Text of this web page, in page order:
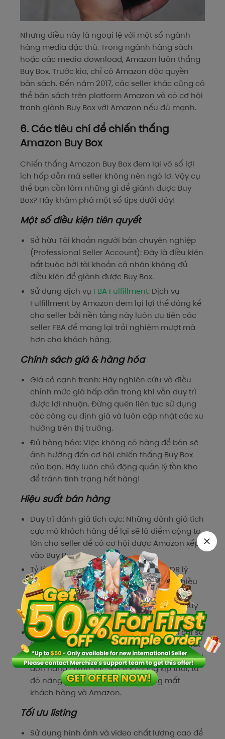
Nhưng điều này là ngoại lệ với một số ngành
hàng media đặc thù. Trong ngành hàng sách
hoặc các media download, Amazon luôn thắng
Buy Box. Trước kia, chỉ có Amazon độc quyền
bán sách. Đến năm 2017, các seller khác cũng có
thể bán sách trên platform Amazon và có cơ hội
tranh giành Buy Box với Amazon nếu đủ mạnh.
6. Các tiêu chí để chiến thắng
Amazon Buy Box
Chiến thắng Amazon Buy Box đem lại vô số lợi
ích hấp dẫn mà seller không nên ngó lơ. Vậy cụ
thể bạn cần làm những gì để giành được Buy
Box? Hãy khám phá một số tips dưới đây!
Một số điều kiện tiên quyết
Sở hữu Tài khoản người bán chuyên nghiệp
(Professional Seller Account): Đây là điều kiện
bắt buộc bởi tài khoản cá nhân không đủ
điều kiện để giành được Buy Box.
Sử dụng dịch vụ FBA Fulfillment: Dịch vụ
Fulfillment by Amazon đem lại lợi thế đáng kể
cho seller bởi nền tảng này luôn ưu tiên các
seller FBA để mang lại trải nghiệm mượt mà
hơn cho khách hàng.
Chính sách giá & hàng hóa
Giá cả cạnh tranh: Hãy nghiên cứu và điều
chỉnh mức giá hấp dẫn trong khi vẫn duy trì
được lợi nhuận. Đừng quên liên tục sử dụng
các công cụ định giá và luôn cập nhật các xu
hướng trên thị trường.
Đủ hàng hóa: Việc không có hàng để bán sẽ
ảnh hưởng đến cơ hội chiến thắng Buy Box
của bạn. Hãy luôn chủ động quản lý tồn kho
để tránh tình trạng hết hàng!
Hiệu suất bán hàng
Duy trì đánh giá tích cực: Những đánh giá tích
cực mà khách hàng để lại sẽ là điểm cộng to
lớn cho seller để có cơ hội được Amazon xếp
vào Buy Box.
Tỷ lệ lỗi đơn hàng (ODR) thấp: Tỷ lệ ODR lý
tưởng là dưới 1%. ODR cao cho thấy có nhiều
vấn đề trong quá trình chủ shop thực hiện
đơn hàng và làm giảm khả năng lọt vào Buy
Box của bạn.
Tỷ lệ đơn hàng chính xác (POP): Trái với chỉ số
ODR, seller nên nhắm tới chỉ số POP cao nhất
có thể. Chỉ số POP biểu thị việc seller chuẩn bị
đơn hàng chính xác và giao hàng kịp thời, từ
đó nâng cao uy tín của seller trong mắt
khách hàng và Amazon.
Tối ưu listing
Sử dụng hình ảnh và video chất lượng cao để